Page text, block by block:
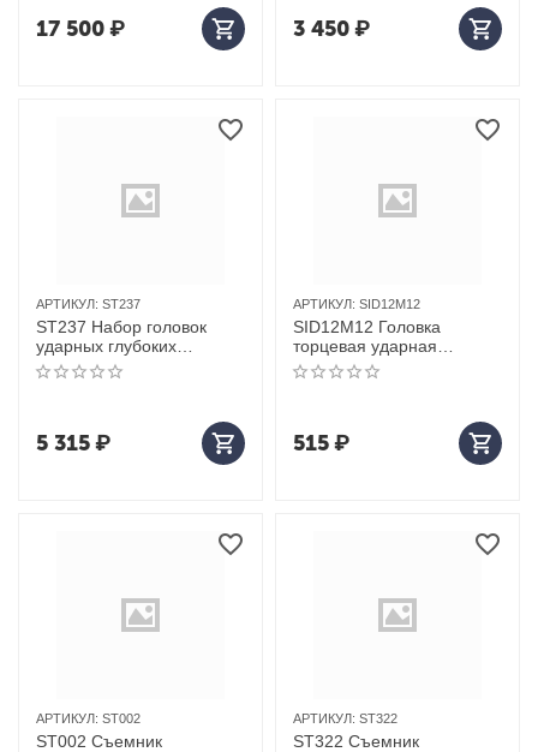
17 500₽ 3 450₽
АРТИКУЛ: ST237
ST237 Набор головок
ударных глубоких
ROSSVIK 1/2", 10-24мм,
L-78мм, 12 предметов
5 315₽
АРТИКУЛ: SID12M12
SID12M12 Головка
торцевая ударная
ROSSVIK, 1/2", Spline
M12, L-78мм
515₽
АРТИКУЛ: ST002
ST002 Съемник
АРТИКУЛ: ST322
ST322 Съемник